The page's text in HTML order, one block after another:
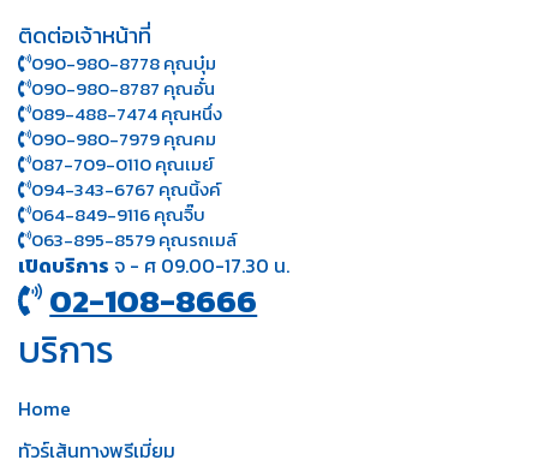
ติดต่อเจ้าหน้าที่
090-980-8778 คุณบุ๋ม
090-980-8787 คุณอั๋น
089-488-7474 คุณหนึ่ง
090-980-7979 คุณคม
087-709-0110 คุณเมย์
094-343-6767 คุณนิ้งค์
064-849-9116 คุณจิ๊บ
063-895-8 579คุณรถเมล์
เปิดบริการ จ - ศ 09.00-17.30 น.
02-108-8666
บริการ
Home
ทัวร์เส้นทางพรีเมี่ยม